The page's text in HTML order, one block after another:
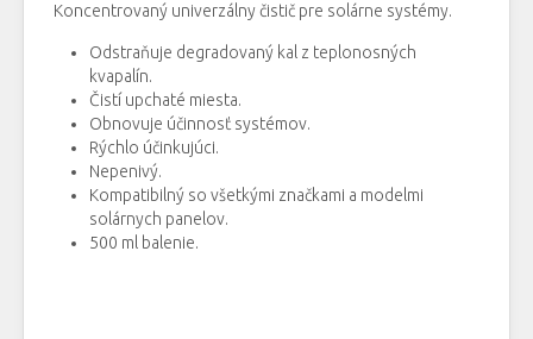
Koncentrovaný univerzálny čistič pre solárne systémy.
Odstraňuje degradovaný kal z teplonosných
kvapalín.
Čistí upchaté miesta.
Obnovuje účinnosť systémov.
Rýchlo účinkujúci.
Nepenivý.
Kompatibilný so všetkými značkami a modelmi
solárnych panelov.
500 ml balenie.